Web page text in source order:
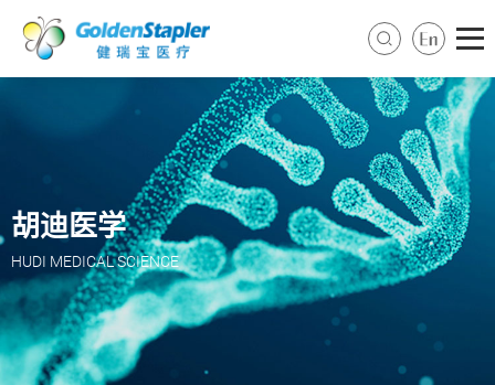
胡迪医学
HUDI MEDICAL SCIENCE